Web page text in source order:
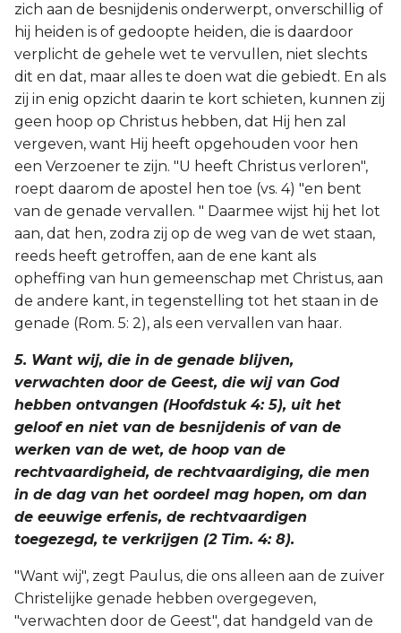
zich aan de besnijdenis onderwerpt, onverschillig of
hij heiden is of gedoopte heiden, die is daardoor
verplicht de gehele wet te vervullen, niet slechts
dit en dat, maar alles te doen wat die gebiedt. En als
zij in enig opzicht daarin te kort schieten, kunnen zij
geen hoop op Christus hebben, dat Hij hen zal
vergeven, want Hij heeft opgehouden voor hen
een Verzoener te zijn. "U heeft Christus verloren",
roept daarom de apostel hen toe (vs. 4) "en bent
van de genade vervallen. " Daarmee wijst hij het lot
aan, dat hen, zodra zij op de weg van de wet staan,
reeds heeft getroffen, aan de ene kant als
opheffing van hun gemeenschap met Christus, aan
de andere kant, in tegenstelling tot het staan in de
genade (Rom. 5: 2), als een vervallen van haar.
5. Want wij, die in de genade blijven,
verwachten door de Geest, die wij van God
hebben ontvangen (Hoofdstuk 4: 5), uit het
geloof en niet van de besnijdenis of van de
werken van de wet, de hoop van de
rechtvaardigheid, de rechtvaardiging, die men
in de dag van het oordeel mag hopen, om dan
de eeuwige erfenis, de rechtvaardigen
toegezegd, te verkrijgen (2 Tim. 4: 8).
"Want wij", zegt Paulus, die ons alleen aan de zuiver
Christelijke genade hebben overgegeven,
"verwachten door de Geest", dat handgeld van de